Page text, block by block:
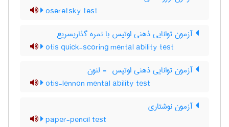
oseretsky test
آزمون توانایی ذهنی اوتیس با نمره گذاریسریع
otis quick-scoring mental ability test
آزمون توانایی ذهنی اوتیس ‎ - لنون
otis-lennon mental ability test
آزمون نوشتاری
paper-pencil test